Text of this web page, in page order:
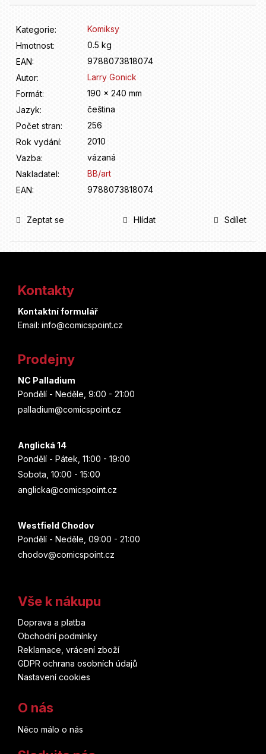
Kategorie:
Komiksy
Hmotnost:
0.5 kg
EAN:
9788073818074
Autor:
Larry Gonick
Formát:
190 x 240 mm
Jazyk:
čeština
Počet stran:
256
Rok vydání:
2010
Vazba:
vázaná
Nakladatel:
BB/art
EAN: 9788073818074
Zeptat se Hlídat Sdílet
r
č
u
e
e
Kontakty
Kontaktní formulář
Email: info@comicspoint.cz
Prodejny
NC Palladium
Pondělí - Neděle, 9:00 - 21:00
palladium@comicspoint.cz
Anglická 14
Pondělí - Pátek, 11:00 - 19:00
Sobota, 10:00 - 15:00
anglicka@comicspoint.cz
Westfield Chodov
Pondělí - Neděle, 09:00 - 21:00
chodov@comicspoint.cz
Vše k nákupu
Doprava a platba
Obchodní podmínky
Reklamace, vrácení zboží
GDPR ochrana osobních údajů
Nastavení cookies
O nás
Něco málo o nás